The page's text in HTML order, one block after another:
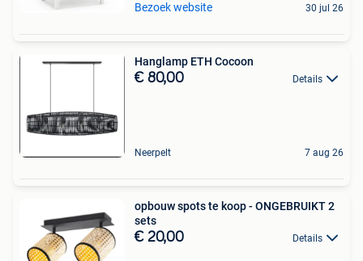
Bezoek website 30 jul 26
Hanglamp ETH Cocoon
€ 80,00 Details
Neerpelt 7 aug 26
opbouw spots te koop - ONGEBRUIKT 2
sets
€ 20,00 Details